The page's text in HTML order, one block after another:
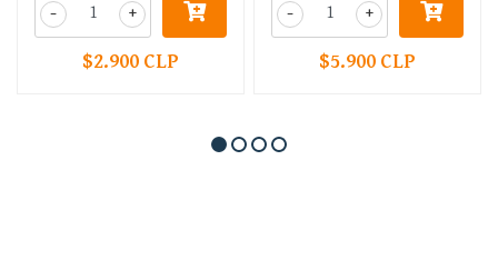
+
-
$2.900 CLP
+
-
$5.900 CLP